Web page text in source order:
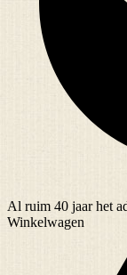
Al ruim 40 jaarhet
Winkelwagen